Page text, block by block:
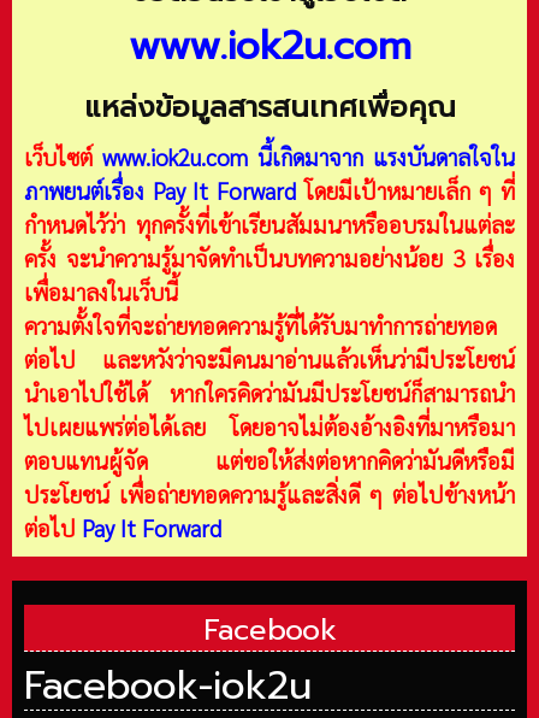
www.iok2u.com
แหล่งข้อมูลสารสนเทศเพื่อคุณ
เว็บไซต์ www.iok2u.com นี้เกิดมาจาก แรงบันดาลใจใน
ภาพยนต์เรื่อง Pay It Forward โดยมีเป้าหมายเล็ก ๆ ที่
กำหนดไว้ว่า ทุกครั้งที่เข้าเรียนสัมมนาหรืออบรมในแต่ละ
ครั้ง จะนำความรู้มาจัดทำเป็นบทความอย่างน้อย 3 เรื่อง
เพื่อมาลงในเว็บนี้
ความตั้งใจที่จะถ่ายทอดความรู้ที่ได้รับมาทำการถ่ายทอด
ต่อไป และหวังว่าจะมีคนมาอ่านแล้วเห็นว่ามีประโยชน์
นำเอาไปใช้ได้ หากใครคิดว่ามันมีประโยชน์ก็สามารถนำ
ไปเผยแพร่ต่อได้เลย โดยอาจไม่ต้องอ้างอิงที่มาหรือมา
ตอบแทนผู้จัด แต่ขอให้ส่งต่อหากคิดว่ามันดีหรือมี
ประโยชน์ เพื่อถ่ายทอดความรู้และสิ่งดี ๆ ต่อไปข้างหน้า
ต่อไป Pay It Forward
Facebook
Facebook-iok2u